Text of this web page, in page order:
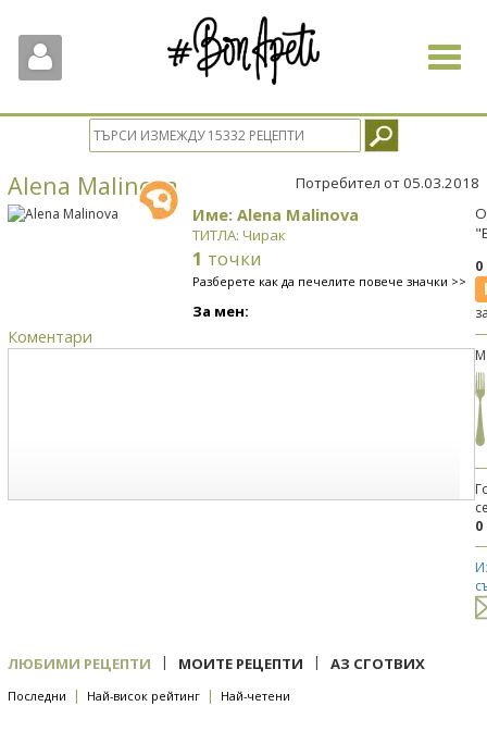
Toggle
Alena Malinova Потребител от 05.03.2018
Име: Alena Malinova
ТИТЛА: Чирак
1 точки
Разберете как да печелите повече значки >>
За мен:
Коментари
0
ЛЮБИМИ РЕЦЕПТИ | МОИТЕ РЕЦЕПТИ | АЗ СГОТВИХ
Последни | Най-висок рейтинг | Най-четени